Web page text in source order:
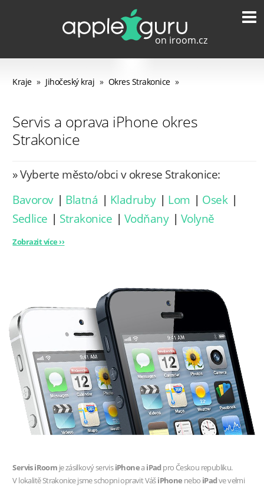
Kraje » Jihočeský kraj » Okres Strakonice »
Servis a oprava iPhone okres
Strakonice
» Vyberte město/obci v okrese Strakonice:
Bavorov | Blatná | Kladruby | Lom | Osek |
Sedlice | Strakonice | Vodňany | Volyně
Zobrazit více ››
Servis iRoom je zásilkový servisiPhonea iPadpro Českou republiku.
V lokalitě Strakonice jsme schopni opravit VášiPhone nebo iPadve velmi